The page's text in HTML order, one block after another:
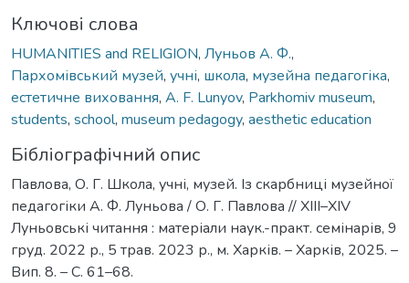
Ключові слова
HUMANITIES and RELIGION, Луньов А. Ф.,
Пархомівський музей, учні, школа, музейна педагогіка,
естетичне виховання, A. F. Lunyov, Parkhomiv museum,
students, school, museum pedagogy, aesthetic education
Бібліографічний опис
Павлова, О. Г. Школа, учні, музей. Із скарбниці музейної
педагогіки А. Ф. Луньова / О. Г. Павлова // ХІІІ–XIV
Луньовські читання : матеріали наук.-практ. семінарів, 9
груд. 2022 р., 5 трав. 2023 р., м. Харків. – Харків, 2025. –
Вип. 8. – С. 61–68.